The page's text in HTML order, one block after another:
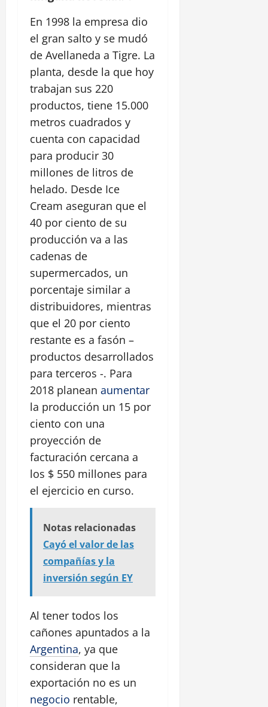
En 1998 la empresa dio
el gran salto y se mudó
de Avellaneda a Tigre. La
planta, desde la que hoy
trabajan sus 220
productos, tiene 15.000
metros cuadrados y
cuenta con capacidad
para producir 30
millones de litros de
helado. Desde Ice
Cream aseguran que el
40 por ciento de su
producción va a las
cadenas de
supermercados, un
porcentaje similar a
distribuidores, mientras
que el 20 por ciento
restante es a fasón –
productos desarrollados
para terceros -. Para
2018 planean aumentar
la producción un 15 por
ciento con una
proyección de
facturación cercana a
los $ 550 millones para
el ejercicio en curso.
Notas relacionadas
Cayó el valor de las
compañías y la
inversión según EY
Al tener todos los
cañones apuntados a la
Argentina, ya que
consideran que la
exportación no es un
negocio rentable,